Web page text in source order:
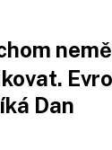
Dan